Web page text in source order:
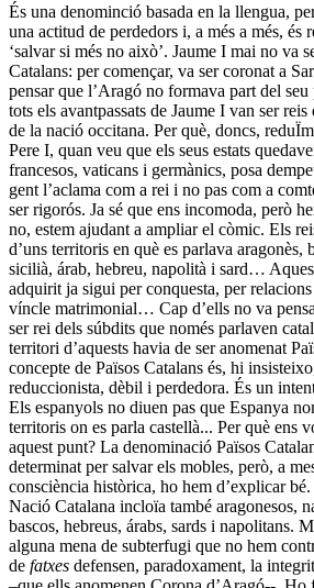
És una denominció basada en la llengua,
una actitud de perdedors i, a més a més, és
‘salvar si més no això’. Jaume I mai no va
Catalans: per començar, va ser coronat a
pensar que l’Aragó no formava part del
tots els avantpassats de Jaume I van ser
de la nació occitana. Per què, doncs,
Pere I, quan veu que els seus estats
francesos, vaticans i germànics, posa
gent l’aclama com a rei i no pas com a
ser rigorós. Ja sé que ens incomoda, però
no, estem ajudant a ampliar el còmic. Els
d’uns territoris en què es parlava aragonès,
sicilià, árab, hebreu, napolità i sard…
adquirit ja sigui per conquesta, per
víncle matrimonial… Cap d’ells no va
ser rei dels súbdits que només parlaven
territori d’aquests havia de ser anomenat
concepte de Països Catalans és, hi
reduccionista, dèbil i perdedora. És un
Els espanyols no diuen pas que Espanya
territoris on es parla castellà... Per què ens
aquest punt? La denominació Països
determinat per salvar els mobles, però, a
consciència històrica, ho hem d’explicar
Nació Catalana incloïa també aragonesos,
bascos, hebreus, árabs, sards i napolitans.
alguna mena de subterfugi que no hem
de fatxes defensen, paradoxament, la